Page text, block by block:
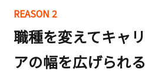
REASON 2
職種を変えてキャリ
アの幅を広げられる